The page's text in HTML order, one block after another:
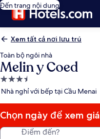
Đến trang nội dung
Xem tất cả nơi lưu trú
Toàn bộ ngôi nhà
Melin y Coed
Nơi
lưu
3.5
sao
Nhà nghỉ với bếp tại Cầu Menai
Chọn ngày để xem giá
Điểm đến?